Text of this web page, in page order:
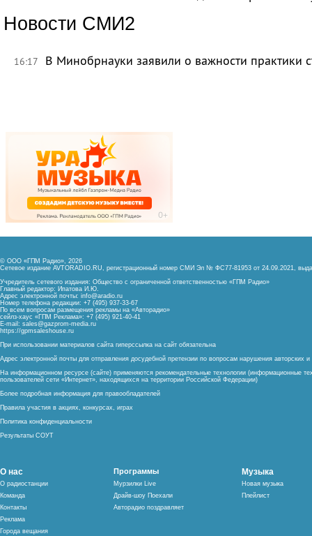
Новости СМИ2
16:17 В Минобрнауки заявили о важности практики
© ООО «ГПМ Радио», 2026
Сетевое издание AVTORADIO.RU, регистрационный номер СМИ Эл № ФС77-81953 от 24.09.2021,
Учредитель сетевого издания: Общество с ограниченной ответственностью «ГПМ Радио»
Главный редактор: Ипатова И.Ю.
Адрес электронной почты: info@aradio.ru
Номер телефона редакции: +7 (495) 937-33-67
По всем вопросам размещения рекламы на «Авторадио»
сейлз-хаус «ГПМ Реклама»: +7 (495) 921-40-41
E-mail: sales@gazprom-media.ru
https://gpmsaleshouse.ru
При использовании материалов сайта гиперссылка на сайт обязательна
Адрес электронной почты для отправления досудебной претензии по вопросам нарушения авторских
На информационном ресурсе (сайте) применяются рекомендательные технологии (информационные
пользователей сети «Интернет», находящихся на территории Российской Федерации)
Более подробная информация для правообладателей
Правила участия в акциях, конкурсах, играх
Политика конфиденциальности
Результаты СОУТ
О нас
О радиостанции
Команда
Контакты
Реклама
Города вещания
Программы
Мурзилки Live
Драйв-шоу Поехали
Авторадио поздравляет
Музыка
Новая музыка
Плейлист